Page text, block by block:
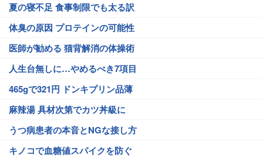
夏の寝不足 食事制限でも太る訳
体臭の原因 プロテインの可能性
医師が勧める 猫背解消の体操術
人生台無しに…やめるべき7項目
465gで321円 ドンキプリン品薄
麻辣湯 具材次第でカツ丼級に
うつ病患者の本音とNGな接し方
キノコで血糖値スパイクを防ぐ